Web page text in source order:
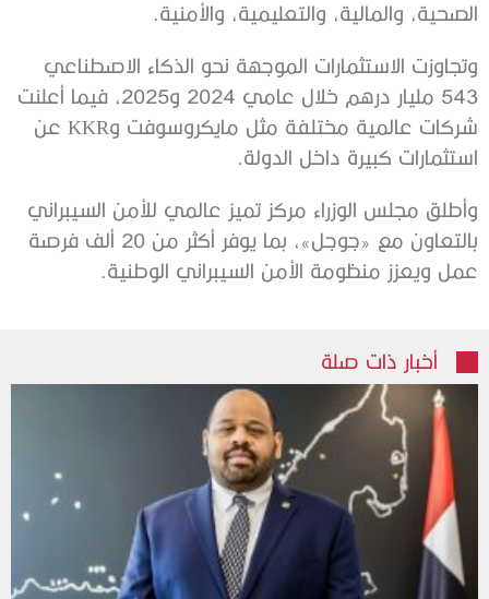
الصحية، والمالية، والتعليمية، والأمنية.
وتجاوزت الاستثمارات الموجهة نحو الذكاء الاصطناعي
543 مليار درهم خلال عامي 2024 و2025، فيما أعلنت
شركات عالمية مختلفة مثل مايكروسوفت وKKR عن
استثمارات كبيرة داخل الدولة.
وأطلق مجلس الوزراء مركز تميز عالمي للأمن السيبراني
بالتعاون مع «جوجل»، بما يوفر أكثر من 20 ألف فرصة
عمل ويعزز منظومة الأمن السيبراني الوطنية.
أخبار ذات صلة